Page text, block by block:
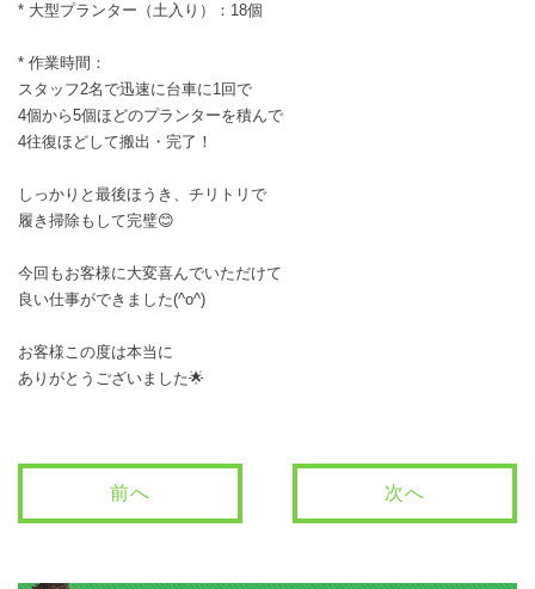
* 大型プランター（土入り）：18個
* 作業時間：
スタッフ2名で迅速に台車に1回で
4個から5個ほどのプランターを積んで
4往復ほどして搬出・完了！
しっかりと最後ほうき、チリトリで
履き掃除もして完璧😊
今回もお客様に大変喜んでいただけて
良い仕事ができました(^o^)
お客様この度は本当に
ありがとうございました🌟
前へ 次へ